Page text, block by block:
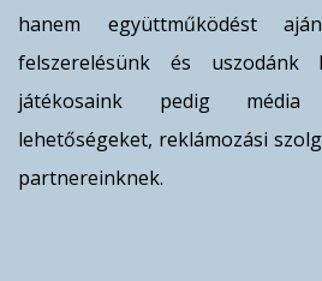
hanem együttműködést
felszerelésünk és uszodánk
játékosaink pedig média
lehetőségeket, reklámozási
partnereinknek.